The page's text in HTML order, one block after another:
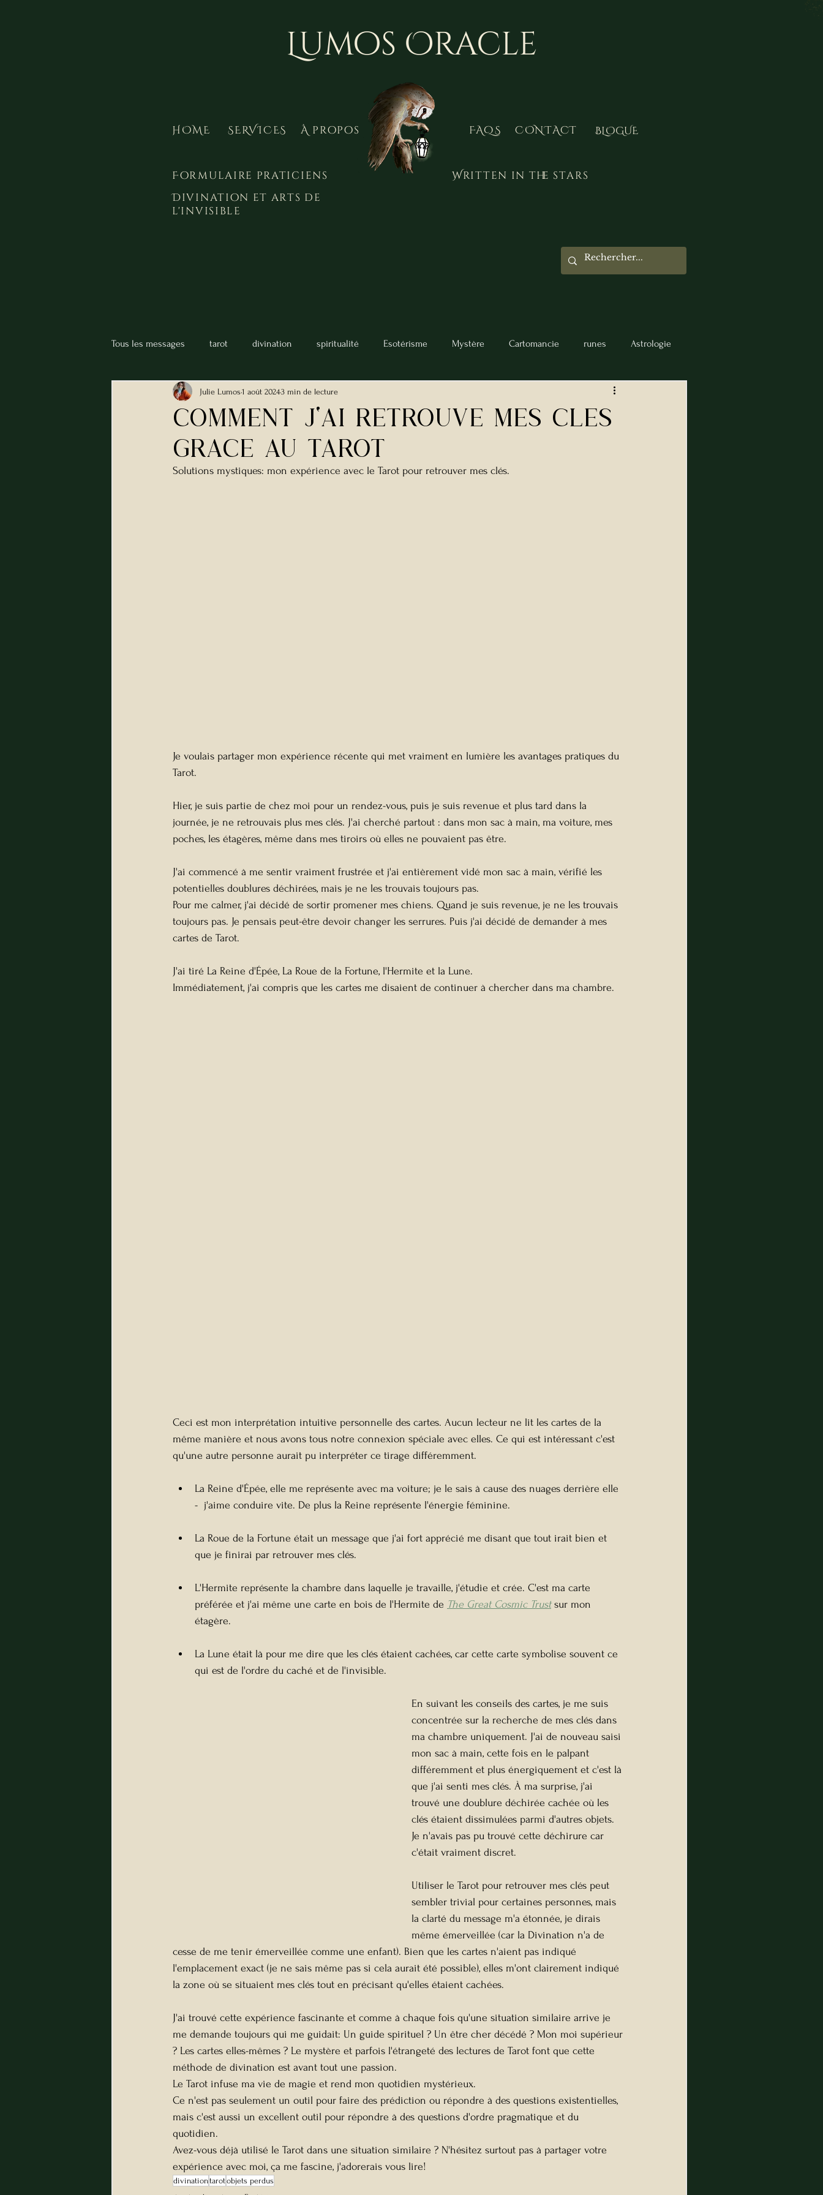
Lumos Oracle
HOME SERVICES À propos FAQS CONTACT BLOGUE
Formulaire praticiens
Written in the stars
Divination et arts de
l'invisible
Tous les messages tarot divination spiritualité Esotérisme Mystère Cartomancie runes Astrologie
Boule de cristal Chiromancie Lecteur de Tarot numérologie
psychic abilities
Comment j'ai retrouvE mes clES
grAce au Tarot
Julie Lumos1 août 20243 min de lecture
Solutions mystiques: mon expérience avec le Tarot pour retrouver mes clés.
Je voulais partager mon expérience récente qui met vraiment en lumière les avantages pratiques du
Tarot.
Hier, je suis partie de chez moi pour un rendez-vous, puis je suis revenue et plus tard dans la
journée, je ne retrouvais plus mes clés. J'ai cherché partout : dans mon sac à main, ma voiture, mes
poches, les étagères, même dans mes tiroirs où elles ne pouvaient pas être.
J'ai commencé à me sentir vraiment frustrée et j'ai entièrement vidé mon sac à main, vérifié les
potentielles doublures déchirées, mais je ne les trouvais toujours pas.
Pour me calmer, j'ai décidé de sortir promener mes chiens. Quand je suis revenue, je ne les trouvais
toujours pas. Je pensais peut-être devoir changer les serrures. Puis j'ai décidé de demander à mes
cartes de Tarot.
J'ai tiré La Reine d'Épée, La Roue de la Fortune, l'Hermite et la Lune.
Immédiatement, j'ai compris que les cartes me disaient de continuer à chercher dans ma chambre.
Ceci est mon interprétation intuitive personnelle des cartes. Aucun lecteur ne lit les cartes de la
même manière et nous avons tous notre connexion spéciale avec elles. Ce qui est intéressant c'est
qu'une autre personne aurait pu interpréter ce tirage différemment.
La Reine d'Épée, elle me représente avec ma voiture; je le sais à cause des nuages derrière elle
-  j'aime conduire vite. De plus la Reine représente l'énergie féminine.
La Roue de la Fortune était un message que j'ai fort apprécié me disant que tout irait bien et
que je finirai par retrouver mes clés.
L'Hermite représente la chambre dans laquelle je travaille, j'étudie et crée. C'est ma carte
préférée et j'ai même une carte en bois de l'Hermite de The Great Cosmic Trust sur mon
étagère.
La Lune était là pour me dire que les clés étaient cachées, car cette carte symbolise souvent ce
qui est de l'ordre du caché et de l'invisible.
En suivant les conseils des cartes, je me suis
concentrée sur la recherche de mes clés dans
ma chambre uniquement. J'ai de nouveau saisi
mon sac à main, cette fois en le palpant
différemment et plus énergiquement et c'est là
que j'ai senti mes clés. À ma surprise, j'ai
trouvé une doublure déchirée cachée où les
clés étaient dissimulées parmi d'autres objets.
Je n'avais pas pu trouvé cette déchirure car
c'était vraiment discret.
Utiliser le Tarot pour retrouver mes clés peut
sembler trivial pour certaines personnes, mais
la clarté du message m'a étonnée, je dirais
même émerveillée (car la Divination n'a de
cesse de me tenir émerveillée comme une enfant). Bien que les cartes n'aient pas indiqué
l'emplacement exact (je ne sais même pas si cela aurait été possible), elles m'ont clairement indiqué
la zone où se situaient mes clés tout en précisant qu'elles étaient cachées.
J'ai trouvé cette expérience fascinante et comme à chaque fois qu'une situation similaire arrive je
me demande toujours qui me guidait: Un guide spirituel ? Un être cher décédé ? Mon moi supérieur
? Les cartes elles-mêmes ? Le mystère et parfois l'étrangeté des lectures de Tarot font que cette
méthode de divination est avant tout une passion.
Le Tarot infuse ma vie de magie et rend mon quotidien mystérieux.
Ce n'est pas seulement un outil pour faire des prédiction ou répondre à des questions existentielles,
mais c'est aussi un excellent outil pour répondre à des questions d'ordre pragmatique et du
quotidien.
Avez-vous déjà utilisé le Tarot dans une situation similaire ? N'hésitez surtout pas à partager votre
expérience avec moi, ça me fascine, j'adorerais vous lire!
divinationtarotobjets perdus